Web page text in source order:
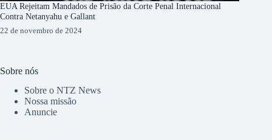
EUA Rejeitam Mandados de Prisão da Corte Penal Internacional
Contra Netanyahu e Gallant
22 de novembro de 2024
Sobre nós
Sobre o NTZ News
Nossa missão
Anuncie